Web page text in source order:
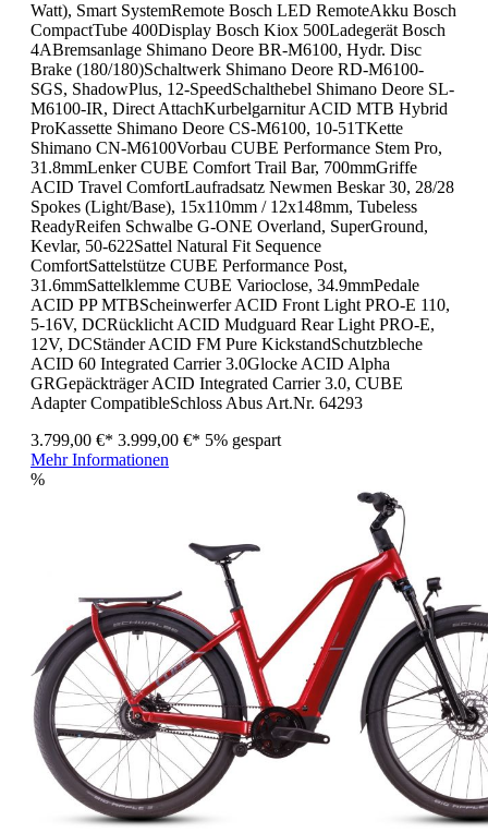
Watt), Smart SystemRemote Bosch LED RemoteAkku Bosch
CompactTube 400Display Bosch Kiox 500Ladegerät Bosch
4ABremsanlage Shimano Deore BR-M6100, Hydr. Disc
Brake (180/180)Schaltwerk Shimano Deore RD-M6100-
SGS, ShadowPlus, 12-SpeedSchalthebel Shimano Deore SL-
M6100-IR, Direct AttachKurbelgarnitur ACID MTB Hybrid
ProKassette Shimano Deore CS-M6100, 10-51TKette
Shimano CN-M6100Vorbau CUBE Performance Stem Pro,
31.8mmLenker CUBE Comfort Trail Bar, 700mmGriffe
ACID Travel ComfortLaufradsatz Newmen Beskar 30, 28/28
Spokes (Light/Base), 15x110mm / 12x148mm, Tubeless
ReadyReifen Schwalbe G-ONE Overland, SuperGround,
Kevlar, 50-622Sattel Natural Fit Sequence
ComfortSattelstütze CUBE Performance Post,
31.6mmSattelklemme CUBE Varioclose, 34.9mmPedale
ACID PP MTBScheinwerfer ACID Front Light PRO-E 110,
5-16V, DCRücklicht ACID Mudguard Rear Light PRO-E,
12V, DCStänder ACID FM Pure KickstandSchutzbleche
ACID 60 Integrated Carrier 3.0Glocke ACID Alpha
GRGepäckträger ACID Integrated Carrier 3.0, CUBE
Adapter CompatibleSchloss Abus Art.Nr. 64293
3.799,00 €* 3.999,00 €* 5% gespart
Mehr Informationen
%